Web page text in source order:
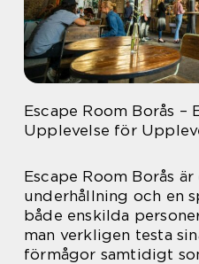
Escape Room Borås –
Upplevelse för
Escape Room Borås
underhållning och en
både enskilda
man verkligen testa
förmågor samtidigt